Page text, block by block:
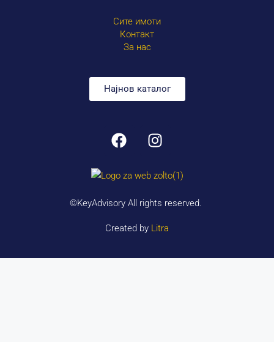
Сите имоти
Контакт
За нас
Најнов каталог
©KeyAdvisory All rights reserved.
Created by Litra